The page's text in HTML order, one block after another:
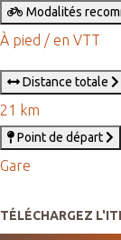
Modalités
À pied / en VTT
Distance totale
21 km
Point de départ
Gare
TÉLÉCHARGEZ